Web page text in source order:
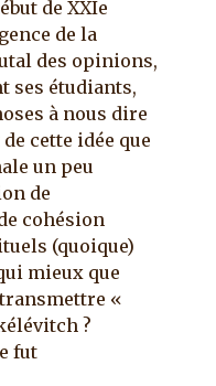
de XXIe
de la
des opinions,
ses étudiants,
à nous dire
cette idée que
un peu
de
cohésion
(quoique)
mieux que
«
?
fut